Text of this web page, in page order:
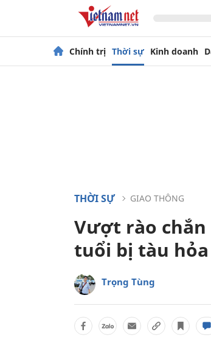
Chính trị Thời sự Kinh doanh
THỜI SỰ GIAO THÔNG
Vượt rào chắn
tuổi bị tàu
Trọng Tùng